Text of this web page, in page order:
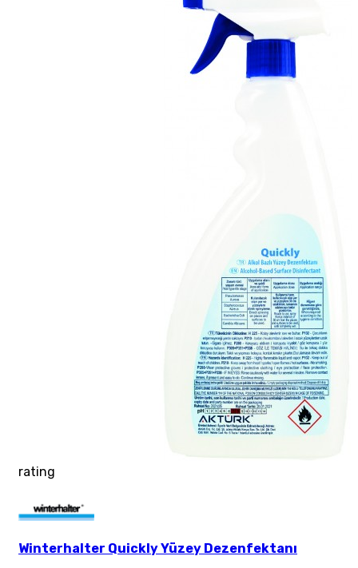
rating
Winterhalter Quickly Yüzey Dezenfektanı